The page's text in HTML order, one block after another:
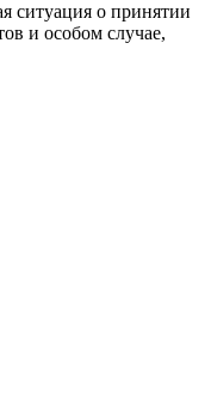
ситуация о принятии
и особом случае,